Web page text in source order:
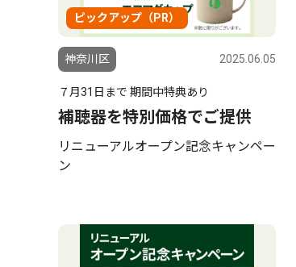
ピックアップ（PR）
神奈川区 2025.06.05
７月31日まで 期間中特典あり
補聴器を特別価格でご提供
リニューアルオープン記念キャンペー
ン